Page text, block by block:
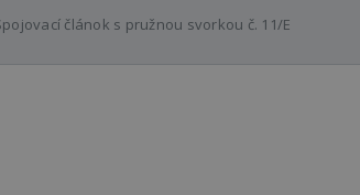
článok s pružnou svorkou č. 11/E